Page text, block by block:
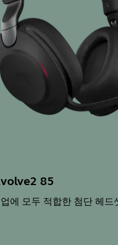
베이지
85
에 모두 적합한 첨단 헤드